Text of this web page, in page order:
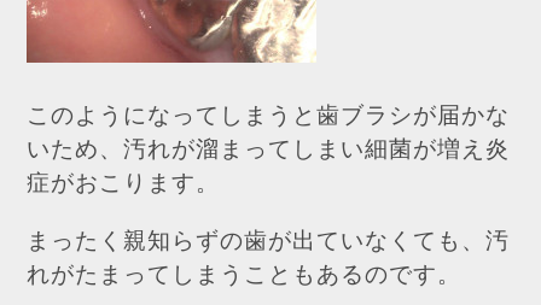
このようになってしまうと歯ブラシが届かな
いため、汚れが溜まってしまい細菌が増え炎
症がおこります。
まったく親知らずの歯が出ていなくても、汚
れがたまってしまうこともあるのです。